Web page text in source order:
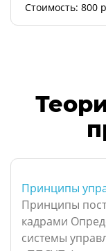
Стоимость: 800
Принципы
Принципы
кадрами
системы